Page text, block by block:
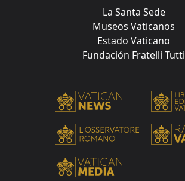
La Santa Sede
Museos Vaticanos
Estado Vaticano
Fundación Fratelli Tutti